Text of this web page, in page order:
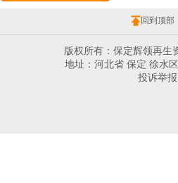
回到顶部
版权所有：保定辉领再生
地址：河北省 保定 徐水
投诉举报